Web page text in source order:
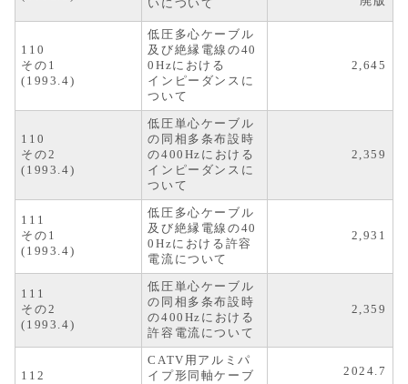
いについて
110
その1
(1993.4)
低圧多心ケーブル
及び絶縁電線の40
0Hzにおける
インピーダンスに
ついて
2,645
110
その2
(1993.4)
低圧単心ケーブル
の同相多条布設時
の400Hzにおける
インピーダンスに
ついて
2,359
111
その1
(1993.4)
低圧多心ケーブル
及び絶縁電線の40
0Hzにおける許容
電流について
2,931
111
その2
(1993.4)
低圧単心ケーブル
の同相多条布設時
の400Hzにおける
許容電流について
2,359
112
CATV用アルミパ
イプ形同軸ケーブ
2024.7